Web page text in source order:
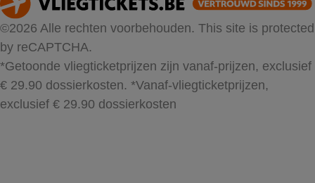
©2026 Alle rechten voorbehouden. This site is protected
by reCAPTCHA.
*Getoonde vliegticketprijzen zijn vanaf-prijzen, exclusief
€ 29.90 dossierkosten. *Vanaf-vliegticketprijzen,
exclusief € 29.90 dossierkosten